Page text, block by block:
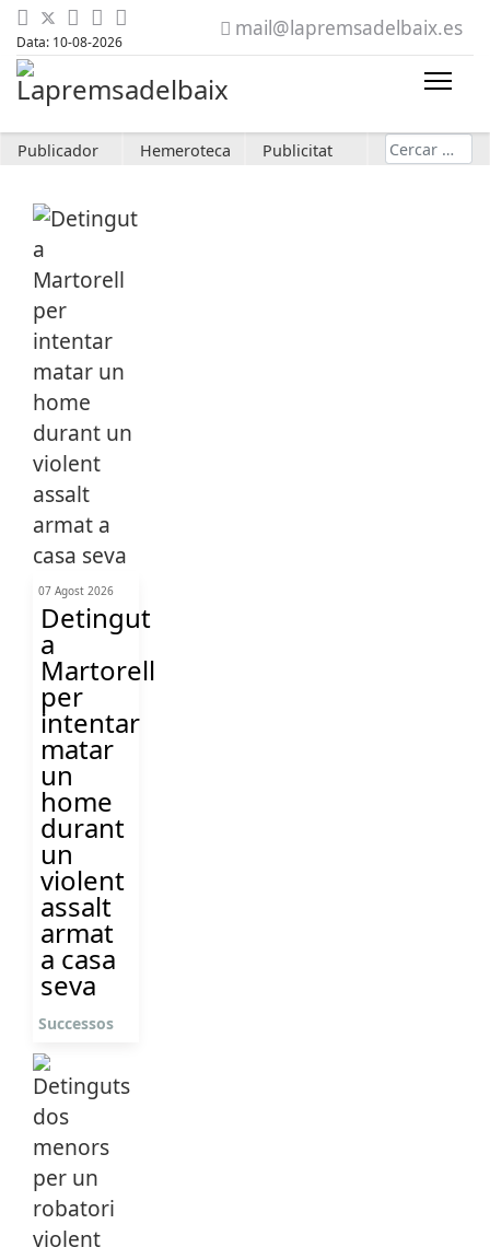
Data: 10-08-2026
mail@lapremsadelbaix.es
Publicador Hemeroteca Publicitat Cerca
07 Agost 2026
Detingut
a
Martorell
per
intentar
matar
un
home
durant
un
violent
assalt
armat
a casa
seva
Successos